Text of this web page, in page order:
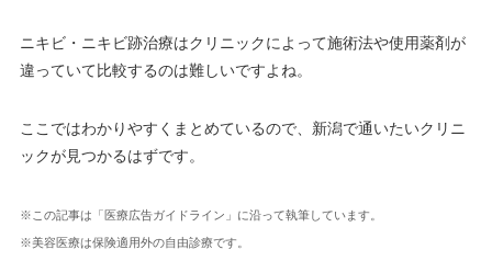
ニキビ・ニキビ跡治療はクリニックによって施術法や使用薬剤が
違っていて比較するのは難しいですよね。
ここではわかりやすくまとめているので、新潟で通いたいクリニ
ックが見つかるはずです。
※この記事は「医療広告ガイドライン」に沿って執筆しています。
※美容医療は保険適用外の自由診療です。